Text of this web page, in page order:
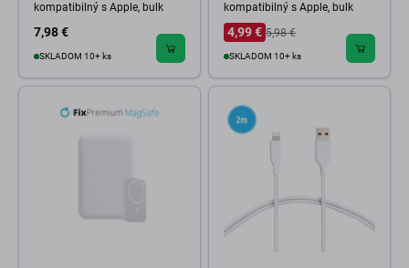
kompatibilný s Apple, bulk
7,98 €
SKLADOM 10+ ks
kompatibilný s Apple, bulk
4,99 € 5,98 €
SKLADOM 10+ ks